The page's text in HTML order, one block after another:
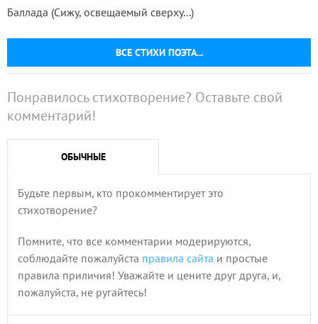
ВСЕ СТИХИ ПОЭТА...
Баллада (Сижу, освещаемый сверху...)
Понравилось стихотворение? Оставьте свой
комментарий!
ОБЫЧНЫЕ
Будьте первым, кто прокомментирует это
стихотворение?
Помните, что все комментарии модерируются,
соблюдайте пожалуйста правила сайта и простые
правила приличия! Уважайте и цените друг друга, и,
пожалуйста, не ругайтесь!